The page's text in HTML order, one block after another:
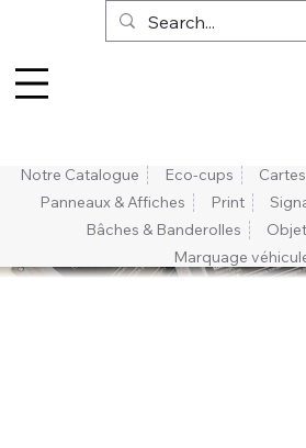
Notre Catalogue Eco-cups
Panneaux & Affiches
Print
Bâches & Banderolles
Marquage